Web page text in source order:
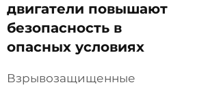
двигатели повышают
безопасность в
опасных условиях
Взрывозащищенные